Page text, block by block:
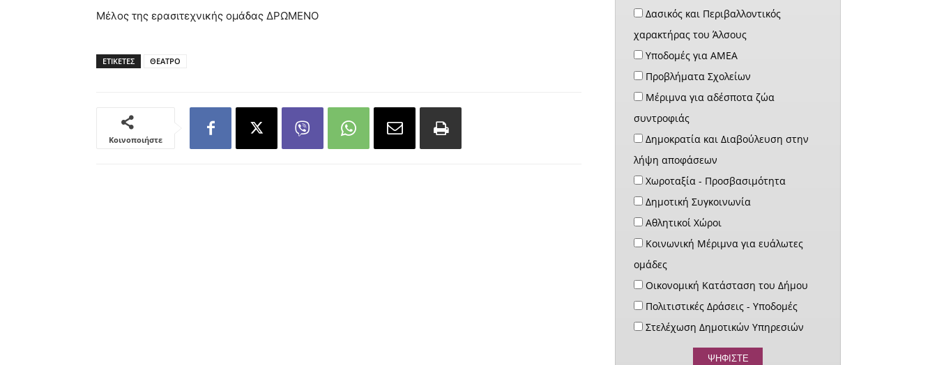
Μέλος της ερασιτεχνικής ομάδας ΔΡΩΜΕΝΟ
ΕΤΙΚΕΤΕΣ ΘΕΑΤΡΟ
Κοινοποιήστε
Δασικός και Περιβαλλοντικός
χαρακτήρας του Άλσους
Υποδομές για ΑΜΕΑ
Προβλήματα Σχολείων
Μέριμνα για αδέσποτα ζώα
συντροφιάς
Δημοκρατία και Διαβούλευση στην
λήψη αποφάσεων
Χωροταξία - Προσβασιμότητα
Δημοτική Συγκοινωνία
Αθλητικοί Χώροι
Κοινωνική Μέριμνα για ευάλωτες
ομάδες
Οικονομική Κατάσταση του Δήμου
Πολιτιστικές Δράσεις - Υποδομές
Στελέχωση Δημοτικών Υπηρεσιών